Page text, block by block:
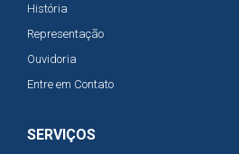
História
Representação
Ouvidoria
Entre em Contato
SERVIÇOS